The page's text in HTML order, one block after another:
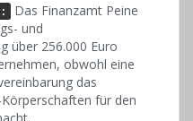
Das Finanzamt Peine
und
über 256.000 Euro
obwohl eine
das
für den